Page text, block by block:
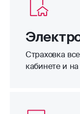
Страховка
кабинете и